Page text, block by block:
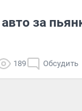
за
189 Обсудить